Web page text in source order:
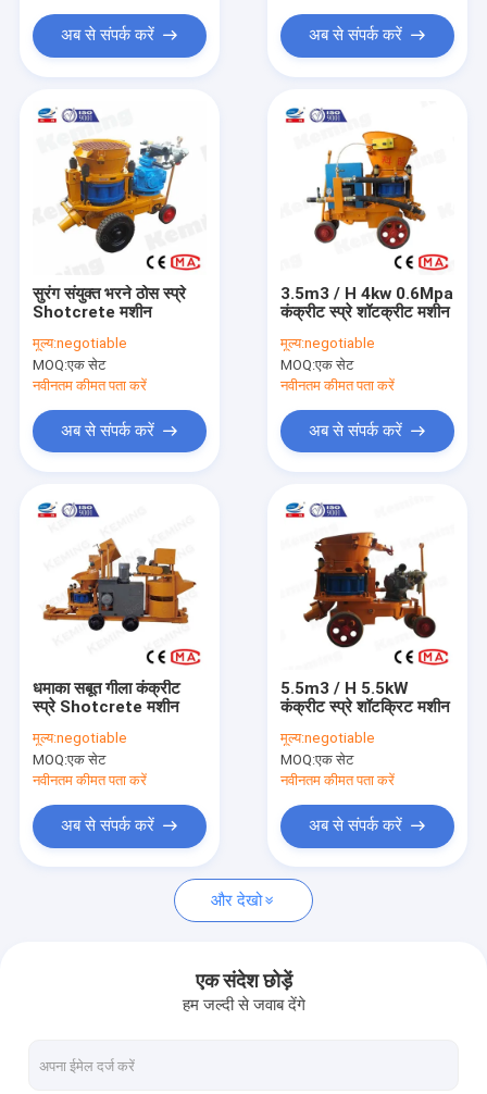
वीआर दिखाएँ
हमारे बारे में
संपर्क करें
समाचार
एक उद्धरण की विनती करे
ड्राई मिक्स शॉटकार्ट मशीन
वेट मिक्स शॉटकार्ट मशीन
अब से संपर्क करें अब से संपर्क करें
सुरंग संयुक्त भरने ठोस स्प्रे
Shotcrete मशीन
मूल्य:negotiable
MOQ:एक सेट
नवीनतम कीमत पता करें
अब से संपर्क करें
3.5m3 / H 4kw 0.6Mpa
कंक्रीट स्प्रे शॉटक्रीट मशीन
मूल्य:negotiable
MOQ:एक सेट
नवीनतम कीमत पता करें
अब से संपर्क करें
धमाका सबूत गीला कंक्रीट
स्प्रे Shotcrete मशीन
मूल्य:negotiable
MOQ:एक सेट
नवीनतम कीमत पता करें
अब से संपर्क करें
5.5m3 / H 5.5kW
कंक्रीट स्प्रे शॉटक्रिट मशीन
मूल्य:negotiable
MOQ:एक सेट
नवीनतम कीमत पता करें
अब से संपर्क करें
और देखो
एक संदेश छोड़ें
हम जल्दी से जवाब देंगे